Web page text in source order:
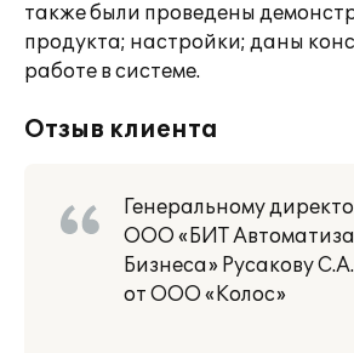
также были проведены
продукта; настройки; даны
работе в системе.
Отзыв клиента
Генеральному
ООО «БИТ
Бизнеса» Русакову С.А.
от ООО «Колос»